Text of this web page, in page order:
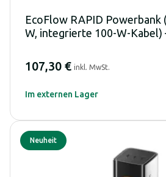
EcoFlow RAPID Powerbank
W, integrierte 100-W-Kabel)
107,30 € inkl. MwSt.
Im externen Lager
Neuheit